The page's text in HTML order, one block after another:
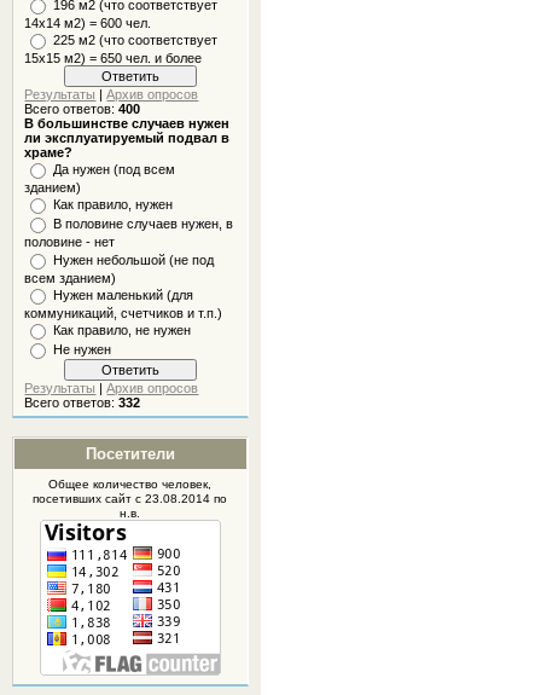
196 м2 (что соответствует
14х14 м2) = 600 чел.
225 м2 (что соответствует
15х15 м2) = 650 чел. и более
Результаты |Архив опросов
Всего ответов:400
В большинстве случаев нужен
ли эксплуатируемый подвал в
храме?
Да нужен (под всем
зданием)
Как правило, нужен
В половине случаев нужен, в
половине - нет
Нужен небольшой (не под
всем зданием)
Нужен маленький (для
коммуникаций, счетчиков и т.п.)
Как правило, не нужен
Не нужен
Результаты |Архив опросов
Всего ответов:332
Посетители
Общее количество человек,
посетившихсайтс 23.08.2014 по
н.в.